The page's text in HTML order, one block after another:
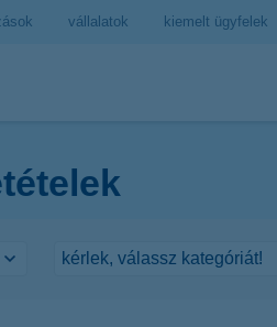
vállalatok kiemelt ügyfelek